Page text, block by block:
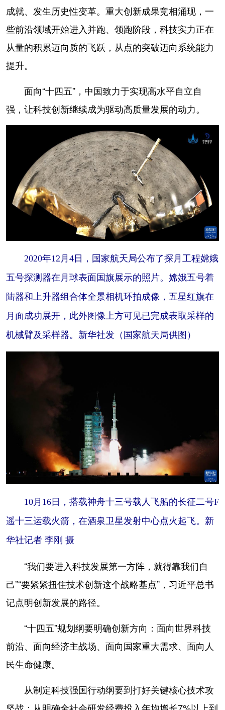
成就、发生历史性变革。重大创新成果竞相涌现，一
些前沿领域开始进入并跑、领跑阶段，科技实力正在
从量的积累迈向质的飞跃，从点的突破迈向系统能力
提升。
面向“十四五”，中国致力于实现高水平自立自
强，让科技创新继续成为驱动高质量发展的动力。
2020年12月4日，国家航天局公布了探月工程嫦娥
五号探测器在月球表面国旗展示的照片。嫦娥五号着
陆器和上升器组合体全景相机环拍成像，五星红旗在
月面成功展开，此外图像上方可见已完成表取采样的
机械臂及采样器。新华社发（国家航天局供图）
10月16日，搭载神舟十三号载人飞船的长征二号F
遥十三运载火箭，在酒泉卫星发射中心点火起飞。新
华社记者 李刚 摄
“我们要进入科技发展第一方阵，就得靠我们自
己”“要紧紧扭住技术创新这个战略基点”，习近平总书
记点明创新发展的路径。
“十四五”规划纲要明确创新方向：面向世界科技
前沿、面向经济主战场、面向国家重大需求、面向人
民生命健康。
从制定科技强国行动纲要到打好关键核心技术攻